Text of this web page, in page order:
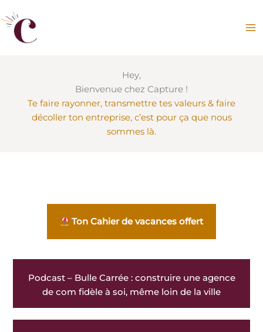
au
contenu
Hey,
Bienvenue chez Capture !
Te faire rayonner, transmettre tes valeurs & faire
décoller ton entreprise, c’est pour ça que nous
sommes là.
Ton Cahier de vacances offert
Podcast – Bulle Carrée : construire une agence
de com fidèle à soi, même loin de la ville